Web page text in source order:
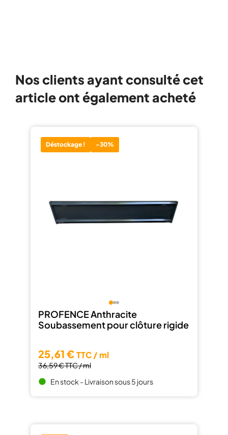
Nos clients ayant consulté cet
article ont également acheté
Déstockage ! -30%
PROFENCE Anthracite
Soubassement pour clôture rigide
25,61 €TTC / ml
36,59 €TTC / ml
brightness_1 En stock - Livraison sous 5 jours